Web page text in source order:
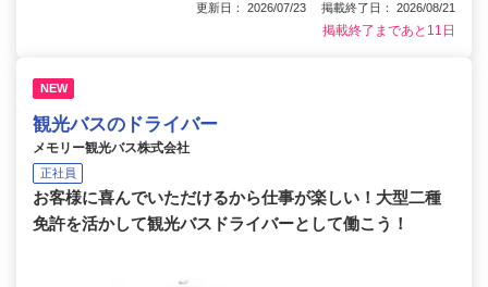
更新日： 2026/07/23 掲載終了日： 2026/08/21
掲載終了まであと11日
NEW
観光バスのドライバー
メモリー観光バス株式会社
正社員
お客様に喜んでいただけるから仕事が楽しい！大型二種
免許を活かして観光バスドライバーとして働こう！